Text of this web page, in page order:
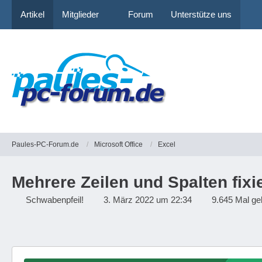
Artikel Mitglieder Forum Unterstütze uns
Paules-PC-Forum.de Microsoft Office Excel
Mehrere Zeilen und Spalten
Schwabenpfeil! 3. März 2022 um 22:34 9.645 Mal